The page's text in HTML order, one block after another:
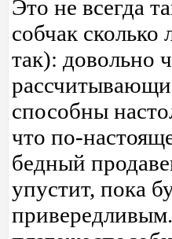
Это не всегда
собчак сколько
так): довольно
способны
что по-
бедный
упустит, пока